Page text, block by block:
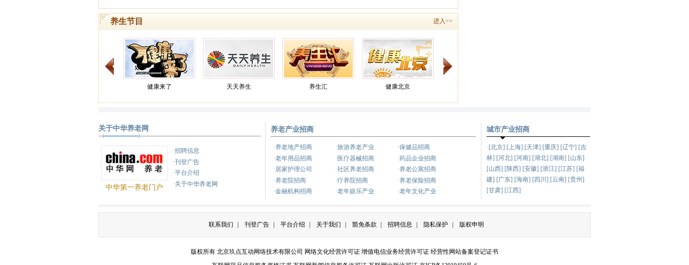
一行14名学僧，专程去河北省香河
梯通向外界，如今已有6000多级，
养生节目 进入>>
健康来了 天天养生 养生汇 健康北京
关于中华养老网
中华第一养老门户
·招聘信息
·刊登广告
·平台介绍
·关于中华养老网
养老产业招商
·养老地产招商 ·旅游养老产业
·保健品招商
·老年用品招商
·医疗器械招商
·药品企业招商
·居家护理公司
·社区养老招商
·养老公寓招商
·养老院招商
·疗养院招商
·养老保险招商
·金融机构招商
·老年娱乐产业 ·老年文化产业
城市产业招商
·[北京] [上海] [天津] [重庆] [辽宁] [吉
林] [河北] [河南] [湖北] [湖南] [山东]
[山西] [陕西] [安徽] [浙江] [江苏] [福
建] [广东] [海南] [四川] [云南] [贵州]
[甘肃] [江西]
联系我们 刊登广告 平台介绍 关于我们 豁免条款 招聘信息 隐私保护 版权申明
版权所有 北京玖点互动网络技术有限公司 网络文化经营许可证 增值电信业务经营许可证 经营性网站备案登记证书